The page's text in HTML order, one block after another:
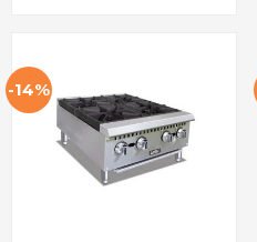
-14%